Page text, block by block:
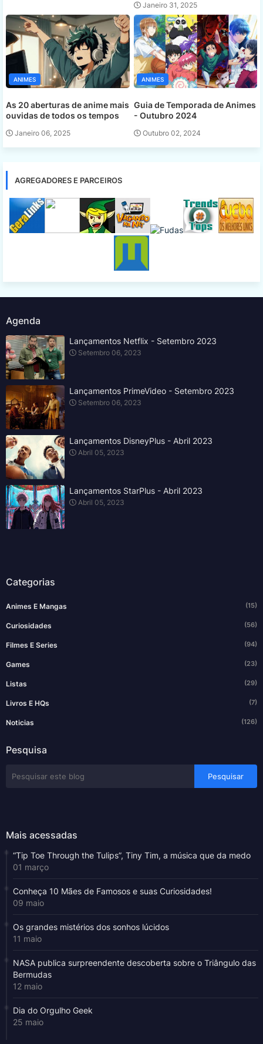
Janeiro 31, 2025
ANIMES
As 20 aberturas de anime mais
ouvidas de todos os tempos
Janeiro 06, 2025
ANIMES
Guia de Temporada de Animes
- Outubro 2024
Outubro 02, 2024
AGREGADORES E PARCEIROS
Agenda
Lançamentos Netflix - Setembro 2023
Setembro 06, 2023
Lançamentos PrimeVideo - Setembro 2023
Setembro 06, 2023
Lançamentos DisneyPlus - Abril 2023
Abril 05, 2023
Lançamentos StarPlus - Abril 2023
Abril 05, 2023
Categorias
Animes E Mangas (15)
Curiosidades (56)
Filmes E Series (94)
Games (23)
Listas (29)
Livros E HQs (7)
Noticias (126)
Pesquisa
Mais acessadas
“Tip Toe Through the Tulips”, Tiny Tim, a música que da medo
01 março
Conheça 10 Mães de Famosos e suas Curiosidades!
09 maio
Os grandes mistérios dos sonhos lúcidos
11 maio
NASA publica surpreendente descoberta sobre o Triângulo das
Bermudas
12 maio
Dia do Orgulho Geek
25 maio